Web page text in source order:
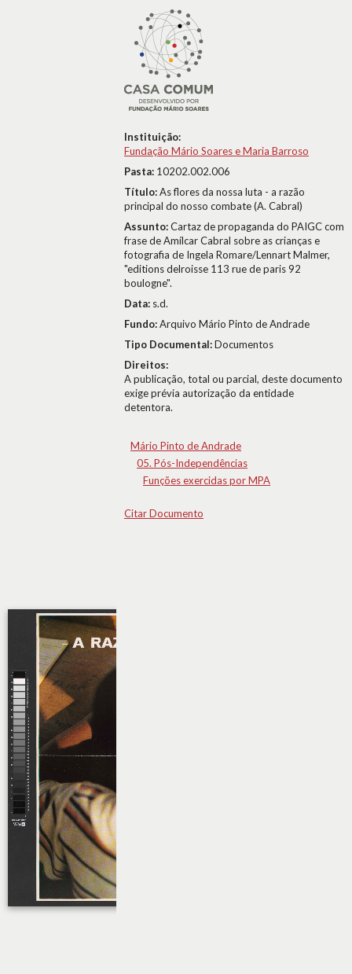
Instituição:
Fundação Mário Soares e Maria Barroso
Pasta: 10202.002.006
Título:As flores da nossa luta - a razão
principal do nosso combate (A. Cabral)
Assunto:Cartaz de propaganda do PAIGC com
frase de Amílcar Cabral sobre as crianças e
fotografia de Ingela Romare/Lennart Malmer,
"editions delroisse 113 rue de paris 92
boulogne".
Data: s.d.
Fundo:Arquivo Mário Pinto de Andrade
Tipo Documental:Documentos
Direitos:
A publicação, total ou parcial, deste documento
exige prévia autorização da entidade
detentora.
Mário Pinto de Andrade
05. Pós-Independências
Funções exercidas por MPA
Citar Documento